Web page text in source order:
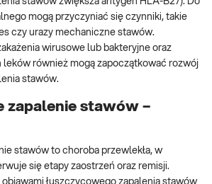
mogą przyczyniać się czynniki, takie
czy urazy mechaniczne stawów.
wirusowe lub bakteryjne oraz
leków również mogą zapoczątkować rozwój
stawów.
zapalenie stawów –
stawów to choroba przewlekła, w
się etapy zaostrzeń oraz remisji.
łuszczycowego zapalenia stawów